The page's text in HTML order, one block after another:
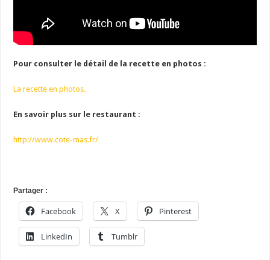
Pour consulter le détail de la recette en photos :
La recette en photos.
En savoir plus sur le restaurant :
http://www.cote-mas.fr/
Partager :
Facebook X Pinterest
LinkedIn Tumblr